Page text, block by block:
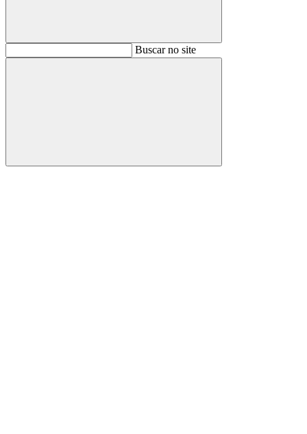
BuscarBuscar no site
Buscar